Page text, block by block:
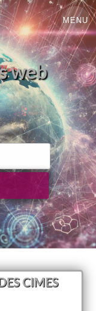
MENU
web
CIMES